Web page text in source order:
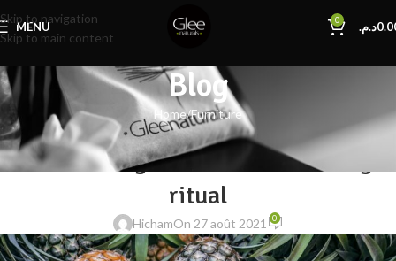
Skip to navigation
Skip to main content
MENU 0 د.م.
Blog
Home Furniture
FURNITURE
Collar brings back coffee brewing
ritual
HichamOn 27 août 2021 0